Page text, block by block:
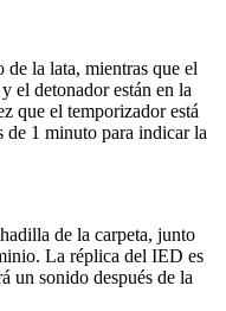
la lata, mientras que el
el detonador están en la
que el temporizador está
de 1 minuto para indicar la
de la carpeta, junto
La réplica del IED es
un sonido después de la